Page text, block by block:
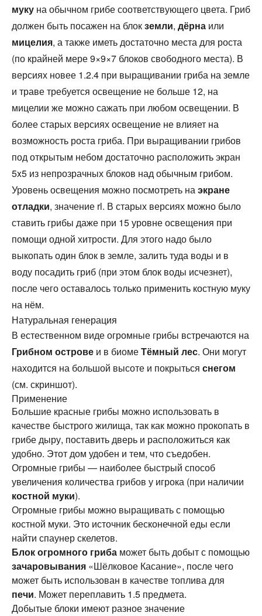
муку на обычном грибе соответствующего цвета. Гриб
должен быть посажен на блокземли, дёрна или
мицелия, а также иметь достаточно места для роста
(по крайней мере 9×9×7 блоков свободного места). В
версиях новее 1.2.4 при выращивании гриба на земле
и траве требуется освещение не больше 12, на
мицелии же можно сажать при любом освещении. В
более старых версиях освещение не влияет на
возможность роста гриба. При выращивании грибов
под открытым небом достаточно расположить экран
5x5 из непрозрачных блоков над обычным грибом.
Уровень освещения можно посмотреть на экране
отладки, значение rl. В старых версиях можно было
ставить грибы даже при 15 уровне освещения при
помощи одной хитрости. Для этого надо было
выкопать один блок в земле, залить туда воды и в
воду посадить гриб (при этом блок воды исчезнет),
после чего оставалось только применить костную муку
на нём.
Натуральная генерация
В естественном виде огромные грибы встречаются на
Грибном острове и в биомеТёмный лес. Они могут
находится на большой высоте и покрыться снегом
(см. скриншот).
Применение
Большие красные грибы можно использовать в
качестве быстрого жилища, так как можно прокопать в
грибе дыру, поставить дверь и расположиться как
удобно. Этот дом удобен и тем, что съедобен.
Огромные грибы — наиболее быстрый способ
увеличения количества грибов у игрока (при наличии
костной муки).
Огромные грибы можно выращивать с помощью
костной муки. Это источник бесконечной еды если
найти спаунер скелетов.
Блок огромного гриба может быть добыт с помощью
зачаровывания «Шёлковое Касание», после чего
может быть использован в качестве топлива для
печи. Может переплавить 1.5 предмета.
Добытые блоки имеют разное значение